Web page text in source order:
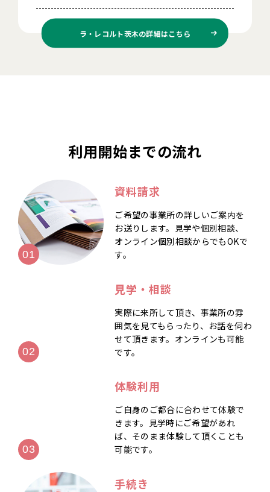
ラ・レコルト茨木の詳細はこちら
利用開始までの流れ
資料請求
ご希望の事業所の詳しいご案内を
お送りします。見学や個別相談、
オンライン個別相談からでもOKで
す。
見学・相談
実際に来所して頂き、事業所の雰
囲気を見てもらったり、お話を伺わ
せて頂きます。オンラインも可能
です。
体験利用
ご自身のご都合に合わせて体験で
きます。見学時にご希望があれ
ば、そのまま体験して頂くことも
可能です。
手続き